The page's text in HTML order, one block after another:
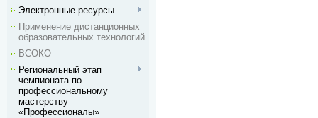
Электронные ресурсы
Применение дистанционных
образовательных технологий
ВСОКО
Региональный этап
чемпионата по
профессиональному
мастерству
«Профессионалы»